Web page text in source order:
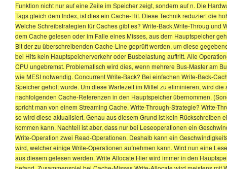
Funktion nicht nur auf eine Zeile im Speicher zeigt, sondern auf n. Die
Tags gleich dem Index, ist dies ein Cache-Hit. Diese Technik reduziert die
Welche Schreibstrategien für Caches gibt es? Write-Back,Write-Throug
dem Cache gelesen oder im Falle eines Misses, aus dem Hauptspeicher
Bit der zu überschreibenden Cache-Line geprüft werden, um diese
bei Hits kein Hauptspeicherverkehr oder Busbelastung auftritt. Alle
CPU ungebremst. Problematisch wird dies, wenn mehrere Bus-Master am
wie MESI notwendig. Concurrent Write-Back? Bei einfachen Write-Back-
Speicher geholt wurde. Um diese Wartezeit im Mittel zu eliminieren, wird
nachfolgenden Cache-Referenzen in den Hauptspeicher übernommen.
spricht man von einem Streaming Cache. Write-Through-Strategie? Write-
so wird diese aktualisiert. Genau aus diesem Grund ist kein
kommen kann. Nachteil ist aber, dass nur bei Leseoperationen ein
Write-Operation zwei Read-Operationen. Deshalb kann ein
wird, welcher einige Write-Operationen aufnehmen kann. Wird nun eine
aus diesem gelesen werden. Write Allocate Hier wird immer in den